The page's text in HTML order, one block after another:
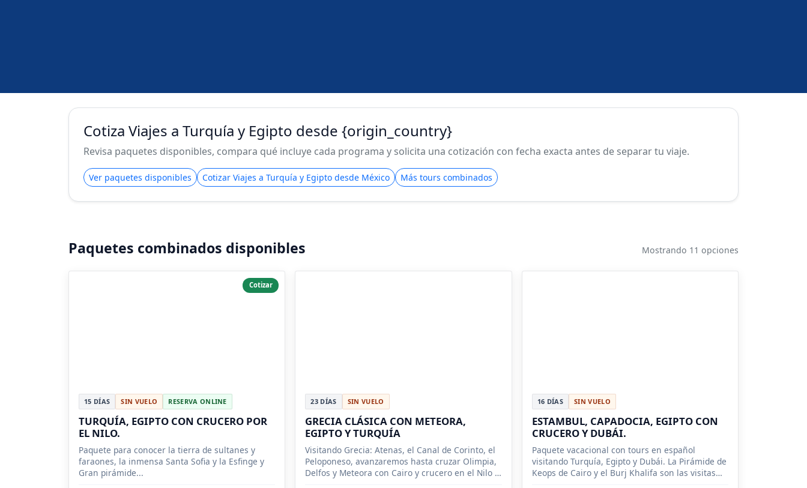
Cotiza Viajes a Turquía y Egipto desde {origin_country}
Revisa paquetes disponibles, compara qué incluye cada programa y solicita una cotización con fecha exacta antes de separar tu viaje.
Ver paquetes disponibles Cotizar Viajes a Turquía y Egipto desde México Más tours combinados
Paquetes combinados disponibles Mostrando 11 opciones
Cotizar
15 DÍAS SIN VUELO RESERVA ONLINE
TURQUÍA, EGIPTO CON CRUCERO POR
EL NILO.
Paquete para conocer la tierra de sultanes y
faraones, la inmensa Santa Sofia y la Esfinge y
Gran pirámide...
23 DÍAS SIN VUELO
GRECIA CLÁSICA CON METEORA,
EGIPTO Y TURQUÍA
Visitando Grecia: Atenas, el Canal de Corinto, el
Peloponeso, avanzaremos hasta cruzar Olimpia,
Delfos y Meteora con Cairo y crucero en el Nilo y
16 DÍAS SIN VUELO
ESTAMBUL, CAPADOCIA, EGIPTO CON
CRUCERO Y DUBÁI.
Paquete vacacional con tours en español
visitando Turquía, Egipto y Dubái. La Pirámide de
Keops de Cairo y el Burj Khalifa son las visitas